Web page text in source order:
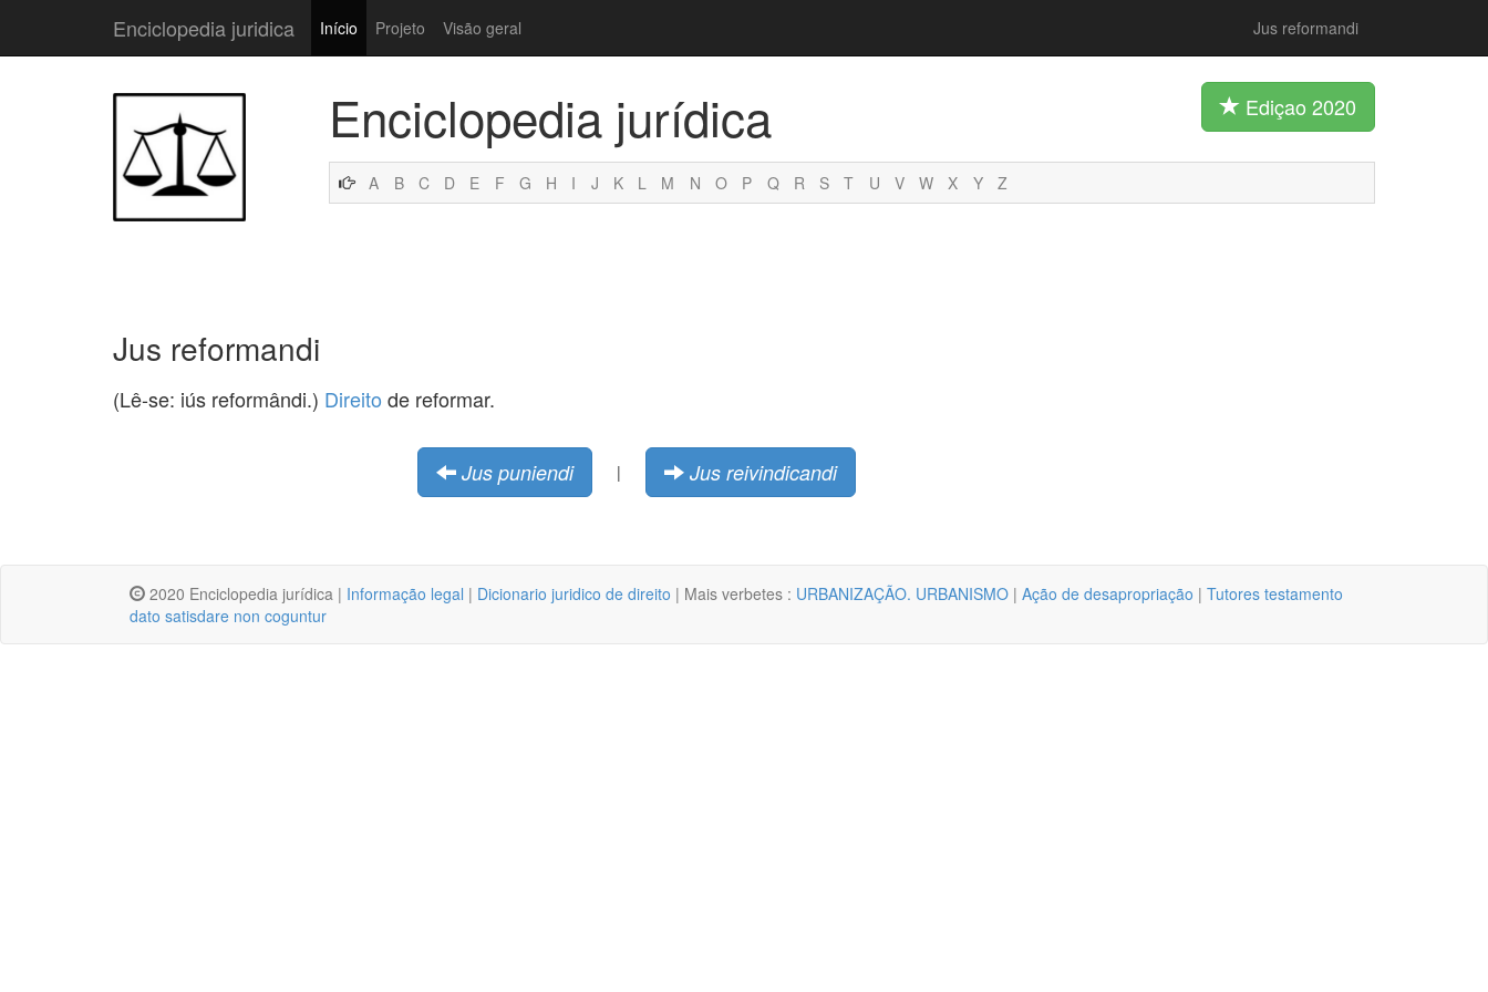
Enciclopedia juridica Início Projeto Visão geral Jus reformandi
Enciclopedia jurídica Ediçao 2020
A B C D E F G H I J K L M N O P Q R S T U V W X Y Z
Jus reformandi
(Lê-se: iús reformândi.) Direito de reformar.
Jus puniendi | Jus reivindicandi
2020 Enciclopedia jurídica | Informação legal | Dicionario juridico de direito | Mais verbetes : URBANIZAÇÃO. URBANISMO | Ação de desapropriação | Tutores testamento
dato satisdare non coguntur